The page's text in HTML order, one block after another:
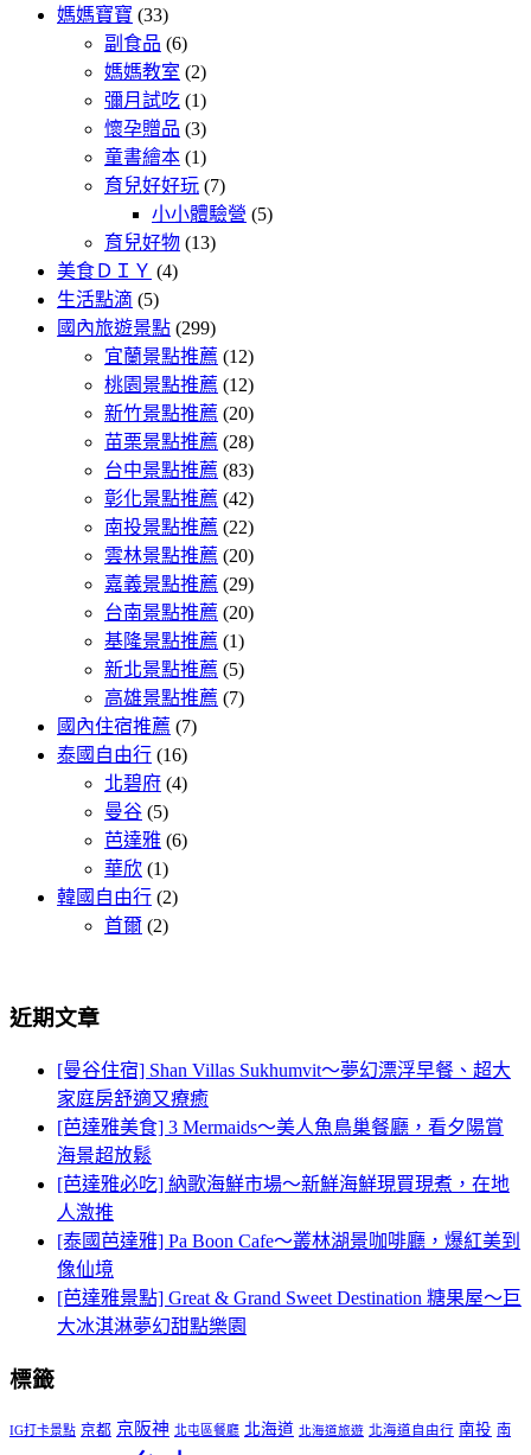
媽媽寶寶 (33)
副食品 (6)
媽媽教室 (2)
彌月試吃 (1)
懷孕贈品 (3)
童書繪本 (1)
育兒好好玩 (7)
小小體驗營 (5)
育兒好物 (13)
美食ＤＩＹ (4)
生活點滴 (5)
國內旅遊景點 (299)
宜蘭景點推薦 (12)
桃園景點推薦 (12)
新竹景點推薦 (20)
苗栗景點推薦 (28)
台中景點推薦 (83)
彰化景點推薦 (42)
南投景點推薦 (22)
雲林景點推薦 (20)
嘉義景點推薦 (29)
台南景點推薦 (20)
基隆景點推薦 (1)
新北景點推薦 (5)
高雄景點推薦 (7)
國內住宿推薦 (7)
泰國自由行 (16)
北碧府 (4)
曼谷 (5)
芭達雅 (6)
華欣 (1)
韓國自由行 (2)
首爾 (2)
近期文章
[曼谷住宿] Shan Villas Sukhumvit～夢幻漂浮早餐、超大
家庭房舒適又療癒
[芭達雅美食] 3 Mermaids～美人魚鳥巢餐廳，看夕陽賞
海景超放鬆
[芭達雅必吃] 納歌海鮮市場～新鮮海鮮現買現煮，在地
人激推
[泰國芭達雅] Pa Boon Cafe～叢林湖景咖啡廳，爆紅美到
像仙境
[芭達雅景點] Great & Grand Sweet Destination 糖果屋～巨
大冰淇淋夢幻甜點樂園
標籤
IG打卡景點 京都 京阪神 北屯區餐廳 北海道 北海道旅遊 北海道自由行 南投 南